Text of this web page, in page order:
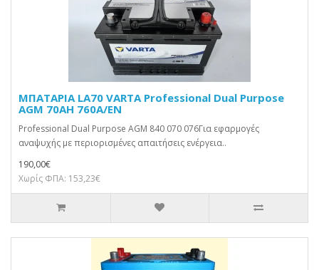
ΜΠΑΤΑΡΙΑ LA70 VARTA Professional Dual Purpose
AGM 70AH 760A/EN
Professional Dual Purpose AGM 840 070 076Για εφαρμογές
αναψυχής με περιορισμένες απαιτήσεις ενέργεια..
190,00€
Χωρίς ΦΠΑ: 153,23€